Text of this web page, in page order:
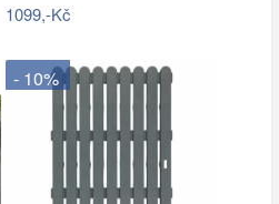
1099,-Kč
- 10%